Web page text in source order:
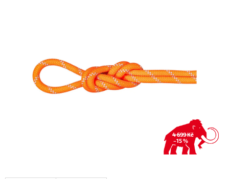
4 699 Kč
–15 %